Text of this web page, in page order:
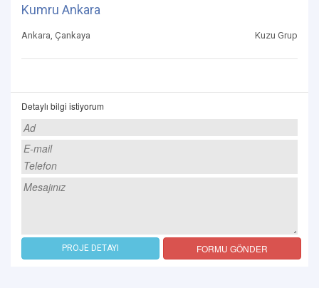
Kumru Ankara
Ankara, Çankaya Kuzu Grup
Detaylı bilgi istiyorum
PROJE DETAYI FORMU GÖNDER